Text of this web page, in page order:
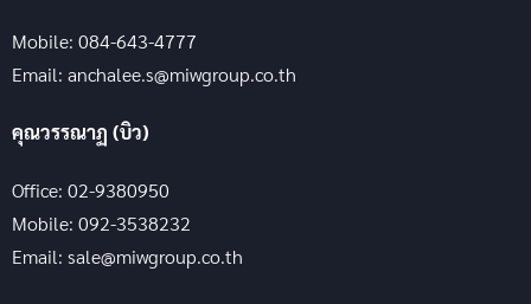
Mobile: 084-643-4777
Email: anchalee.s@miwgroup.co.th
คุณวรรณาฏ (บิว)
Office: 02-9380950
Mobile: 092-3538232
Email: sale@miwgroup.co.th